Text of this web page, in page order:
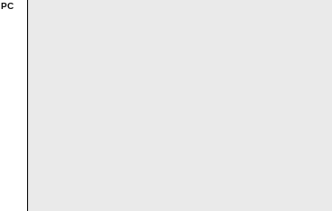
PC